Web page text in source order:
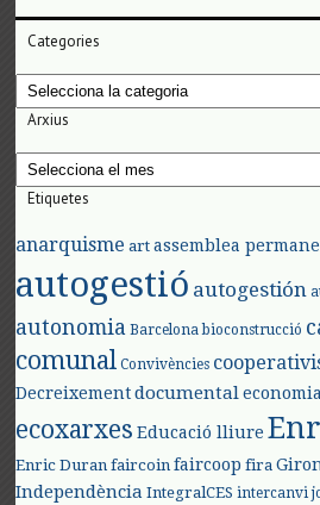
Categories
Categories
Arxius
Arxius
Etiquetes
anarquisme art assemblea
autogestió autogestión
autonomia Barcelona bioconstrucció
comunal Convivències
Decreixement documental economia
ecoxarxes Educació lliure
Enric Duran faircoin faircoop fira
Independència IntegralCES intercanvi